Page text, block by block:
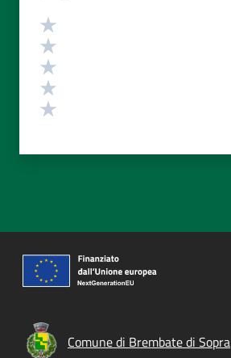
Valutazione
Comune di Brembate di Sopra